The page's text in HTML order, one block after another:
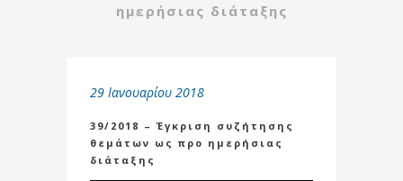
ημερήσιας διάταξης
29 Ιανουαρίου 2018
39/2018 – Έγκριση συζήτησης
θεμάτων ως προ ημερήσιας
διάταξης